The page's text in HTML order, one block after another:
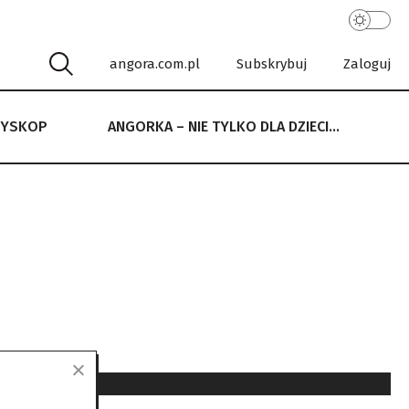
angora.com.pl Subskrybuj Zaloguj
ANGORKA – NIE TYLKO DLA DZIECI…
NIE TYLKO DLA DZIECI…